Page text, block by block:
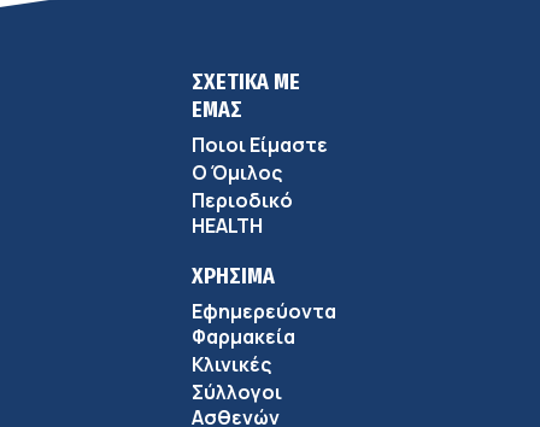
ΣΧΕΤΙΚΑ ΜΕ
ΕΜΑΣ
Ποιοι Είμαστε
Ο Όμιλος
Περιοδικό
HEALTH
ΧΡΗΣΙΜΑ
Εφημερεύοντα
Φαρμακεία
Κλινικές
Σύλλογοι
Ασθενών